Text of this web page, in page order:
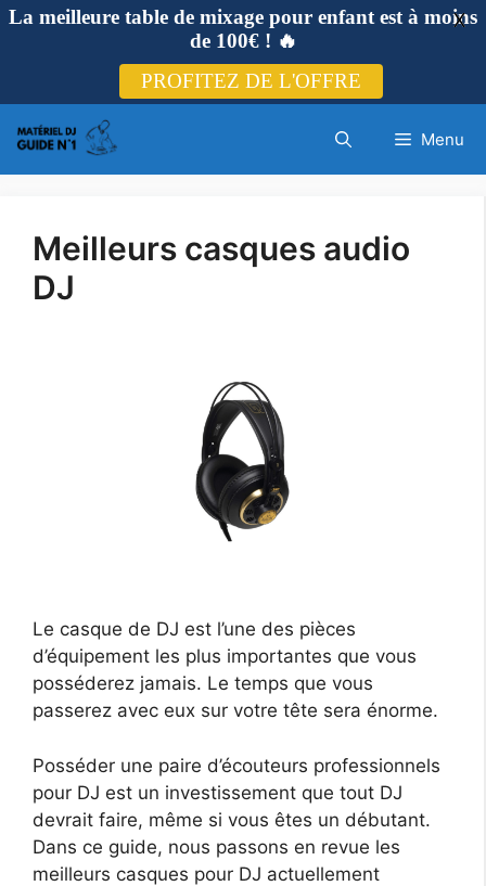
au
contenu
Menu
Meilleurs casques audio
DJ
Le casque de DJ est l’une des pièces
d’équipement les plus importantes que vous
posséderez jamais. Le temps que vous
passerez avec eux sur votre tête sera énorme.
Posséder une paire d’écouteurs professionnels
pour DJ est un investissement que tout DJ
devrait faire, même si vous êtes un débutant.
Dans ce guide, nous passons en revue les
meilleurs casques pour DJ actuellement
La meilleure table de mixage pour enfant est à moins
de 100€ ! 🔥
PROFITEZ DE L'OFFRE
X